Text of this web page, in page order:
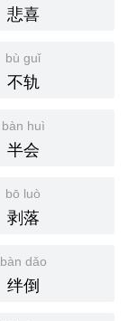
悲喜
bù guǐ
不轨
bàn huì
半会
bō luò
剥落
bàn dǎo
绊倒